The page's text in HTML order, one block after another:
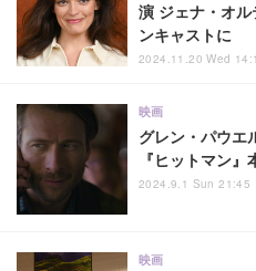
演 ジェナ・オル
ンキャストに
2024.11.20 Wed
グレン・パウエ
『ヒットマン』
映画
2024.9.1 Sun 21:45
映画